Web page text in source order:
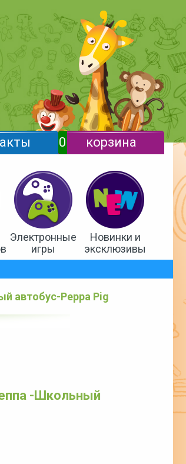
0 корзина
Электронные
игры
Новинки и
эксклюзивы
автобус-Peppa Pig
-Школьный